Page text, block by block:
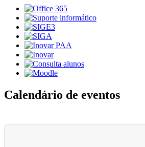
Calendário de eventos